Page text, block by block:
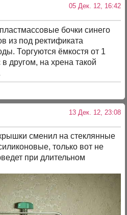
05 Дек. 12, 16:42
бочки синего
из под ректификата
Торгуются ёмкостя от 1
другом, на хрена такой
13 Дек. 12, 23:08
сменил на стеклянные
только вот не
при длительном